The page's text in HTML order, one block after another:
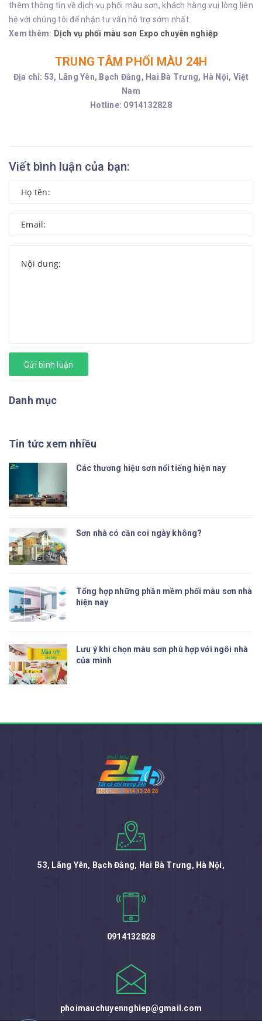
thêm thông tin về dịch vụ phối màu sơn, khách hàng vui lòng liên
hệ với chúng tôi để nhận tư vấn hỗ trợ sớm nhất.
Xem thêm: Dịch vụ phối màu sơn Expo chuyên nghiệp
TRUNG TÂM PHỐI MÀU 24H
Địa chỉ: 53, Lãng Yên, Bạch Đằng, Hai Bà Trưng, Hà Nội, Việt
Nam
Hotline: 0914132828
Viết bình luận của bạn:
Gửi bình luận
Danh mục
Tin tức xem nhiều
Các thương hiệu sơn nổi tiếng hiện nay
Sơn nhà có cần coi ngày không?
Tổng hợp những phần mềm phối màu sơn nhà
hiện nay
Lưu ý khi chọn màu sơn phù hợp với ngôi nhà
của mình
53, Lãng Yên, Bạch Đằng, Hai Bà Trưng, Hà Nội,
0914132828
phoimauchuyennghiep@gmail.com